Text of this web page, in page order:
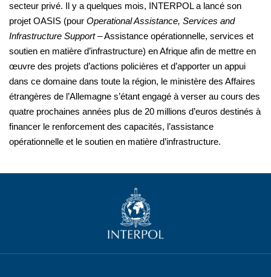
secteur privé. Il y a quelques mois, INTERPOL a lancé son
projet OASIS (pour Operational Assistance, Services and
Infrastructure Support –Assistance opérationnelle, services et
soutien en matière d’infrastructure) en Afrique afin de mettre en
œuvre des projets d’actions policières et d’apporter un appui
dans ce domaine dans toute la région, le ministère des Affaires
étrangères de l’Allemagne s’étant engagé à verser au cours des
quatre prochaines années plus de 20 millions d’euros destinés à
financer le renforcement des capacités, l’assistance
opérationnelle et le soutien en matière d’infrastructure.